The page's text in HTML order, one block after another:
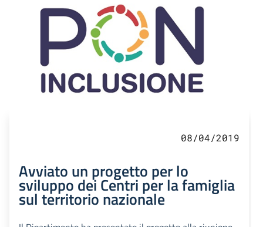
08/04/2019
Avviato un progetto per lo
sviluppo dei Centri per la famiglia
sul territorio nazionale